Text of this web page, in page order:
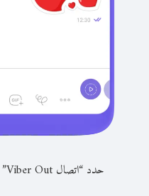
حدد “اتصال Viber Out” من عنوان المحادثة